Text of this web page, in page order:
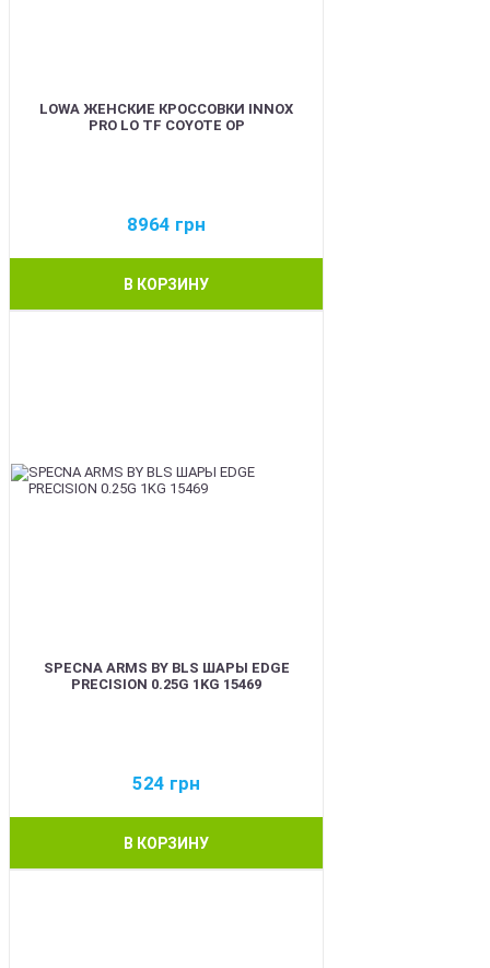
LOWA ЖЕНСКИЕ КРОССОВКИ INNOX
PRO LO TF COYOTE OP
8964 грн
В КОРЗИНУ
SPECNA ARMS BY BLS ШАРЫ EDGE
PRECISION 0.25G 1KG 15469
524 грн
В КОРЗИНУ